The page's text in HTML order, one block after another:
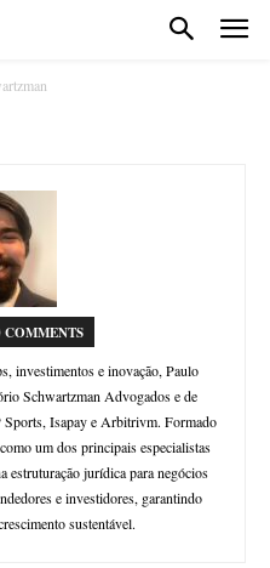
COMMENTS
investimentos e inovação, Paulo
Schwartzman Advogados e de
Isapay e Arbitrivm. Formado
um dos principais especialistas
estruturação jurídica para negócios
e investidores, garantindo
sustentável.